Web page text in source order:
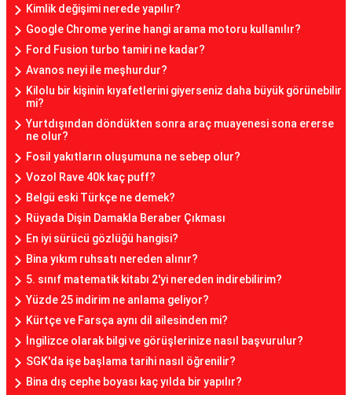
Kimlik değişimi nerede yapılır?
Google Chrome yerine hangi arama motoru kullanılır?
Ford Fusion turbo tamiri ne kadar?
Avanos neyi ile meşhurdur?
Kilolu bir kişinin kıyafetlerini giyerseniz daha büyük görünebilir
mi?
Yurtdışından döndükten sonra araç muayenesi sona ererse
ne olur?
Fosil yakıtların oluşumuna ne sebep olur?
Vozol Rave 40k kaç puff?
Belgü eski Türkçe ne demek?
Rüyada Dişin Damakla Beraber Çıkması
En iyi sürücü gözlüğü hangisi?
Bina yıkım ruhsatı nereden alınır?
5. sınıf matematik kitabı 2'yi nereden indirebilirim?
Yüzde 25 indirim ne anlama geliyor?
Kürtçe ve Farsça aynı dil ailesinden mi?
İngilizce olarak bilgi ve görüşlerinize nasıl başvurulur?
SGK'da işe başlama tarihi nasıl öğrenilir?
Bina dış cephe boyası kaç yılda bir yapılır?